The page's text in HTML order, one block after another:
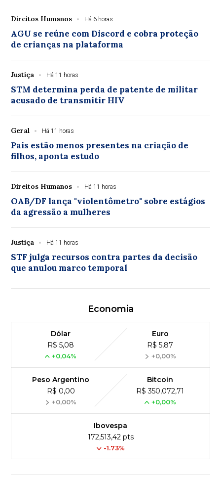
Direitos Humanos Há 6 horas
AGU se reúne com Discord e cobra proteção
de crianças na plataforma
Justiça Há 11 horas
STM determina perda de patente de militar
acusado de transmitir HIV
Geral Há 11 horas
Pais estão menos presentes na criação de
filhos, aponta estudo
Direitos Humanos Há 11 horas
OAB/DF lança "violentômetro" sobre estágios
da agressão a mulheres
Justiça Há 11 horas
STF julga recursos contra partes da decisão
que anulou marco temporal
Economia
Dólar
R$ 5,08
+0,04%
Euro
R$ 5,87
+0,00%
Peso Argentino
R$ 0,00
+0,00%
Bitcoin
R$ 350,072,71
+0,00%
Ibovespa
172,513,42 pts
-1.73%